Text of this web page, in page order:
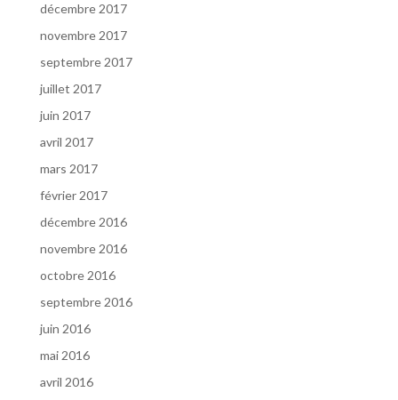
décembre 2017
novembre 2017
septembre 2017
juillet 2017
juin 2017
avril 2017
mars 2017
février 2017
décembre 2016
novembre 2016
octobre 2016
septembre 2016
juin 2016
mai 2016
avril 2016